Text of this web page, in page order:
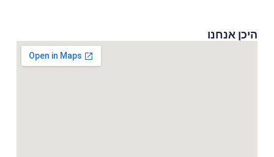
היכן אנחנו